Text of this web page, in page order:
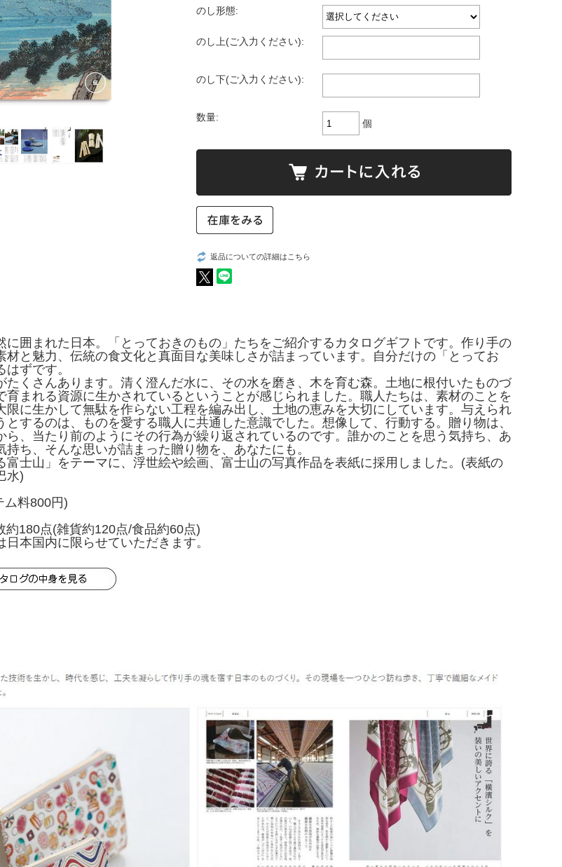
のし形態:
のし上(ご入力ください):
のし下(ご入力ください):
数量:
個
返品についての詳細はこちら
に囲まれた日本。「とっておきのもの」たちをご紹介するカタログギフトです。作り手の
材と魅力、伝統の食文化と真面目な美味しさが詰まっています。自分だけの「とってお
ずです。
たくさんあります。清く澄んだ水に、その水を磨き、木を育む森。土地に根付いたものづ
育まれる資源に生かされているということが感じられました。職人たちは、素材のことを
限に生かして無駄を作らない工程を編み出し、土地の恵みを大切にしています。与えられ
とするのは、ものを愛する職人に共通した意識でした。想像して、行動する。贈り物は、
ら、当たり前のようにその行為が繰り返されているのです。誰かのことを思う気持ち、あ
持ち、そんな思いが詰まった贈り物を、あなたにも。
富士山」をテーマに、浮世絵や絵画、富士山の写真作品を表紙に採用しました。(表紙の
水)
ム料800円)
約180点(雑貨約120点/食品約60点)
本国内に限らせていただきます。